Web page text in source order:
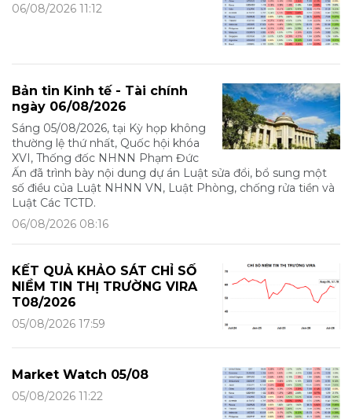
06/08/2026 11:12
Bản tin Kinh tế - Tài chính
ngày 06/08/2026
Sáng 05/08/2026, tại Kỳ họp không
thường lệ thứ nhất, Quốc hội khóa
XVI, Thống đốc NHNN Phạm Đức
Ấn đã trình bày nội dung dự án Luật sửa đổi, bổ sung một
số điều của Luật NHNN VN, Luật Phòng, chống rửa tiền và
Luật Các TCTD.
06/08/2026 08:16
KẾT QUẢ KHẢO SÁT CHỈ SỐ
NIỀM TIN THỊ TRƯỜNG VIRA
T08/2026
05/08/2026 17:59
Market Watch 05/08
05/08/2026 11:22